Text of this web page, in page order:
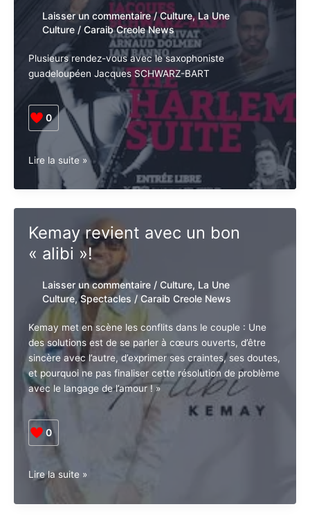
Django
Reinhardt
de
l’académie
jazz
Jacques Schwarz-Bart in the
Harlem Suite
Laisser un commentaire /Culture
Culture/Caraib Creole News
Plusieurs rendez-vous avec le saxophoniste
guadeloupéen Jacques SCHWARZ-BART
Jacques
Schwarz-
Bart
in
Harlem
Suite
Lire la suite »
Kemay revient avec un bon
« alibi »!
Laisser un commentaire Culture
La Une
Culture,Spectacles /Caraib Creole News
Kemay met en scène les conflits dans le couple : Une
des solutions est de se parler à cœurs ouverts, d’être
sincère avec l’autre, d’exprimer ses craintes, ses
doutes, et pourquoi ne pas finaliser cette résolution de
problème avec le langage de l’amour ! »
0